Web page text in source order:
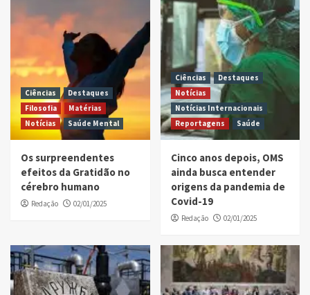
Ciências
Destaques
Filosofia
Matérias
Notícias
Saúde Mental
Os surpreendentes
efeitos da Gratidão no
cérebro humano
Redação 02/01/2025
Ciências
Destaques
Notícias
Notícias Internacionais
Reportagens
Saúde
Cinco anos depois, OMS
ainda busca entender
origens da pandemia de
Covid-19
Redação 02/01/2025